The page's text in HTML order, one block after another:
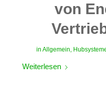
von
in Allgemein,
Weiterlesen